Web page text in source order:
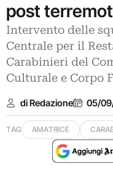
post
Intervento delle
Centrale per il
Carabinieri del
Culturale e Corpo
di Redazione 05/
TAG AMATRICE